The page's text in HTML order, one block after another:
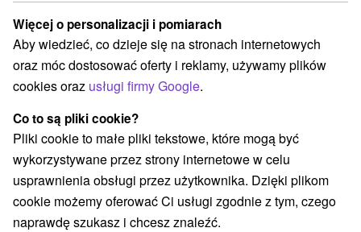
Slanské vrchy
Kategorie
Wszystkie kategorie
Planetarium i obserwatorium
Szlaki winne(1) Pola golfowe
Ośrodek narciarski(1) Obiekty architektoniczne(2)
Miejsca sakralne (3) Zamki(5) Chaty górskie(1)
Teatry(3) Skanseny (4) Sporty(3)
Zamki, pałace, ruiny(9)
Wieże obserwacyjne i chodniki(5)
Więcej o personalizacji i pomiarach
Aby wiedzieć, co dzieje się na stronach internetowych
oraz móc dostosować oferty i reklamy, używamy plików
cookies oraz usługi firmy Google.
Co to są pliki cookie?
Pliki cookie to małe pliki tekstowe, które mogą być
wykorzystywane przez strony internetowe w celu
usprawnienia obsługi przez użytkownika. Dzięki plikom
cookie możemy oferować Ci usługi zgodnie z tym, czego
naprawdę szukasz i chcesz znaleźć.